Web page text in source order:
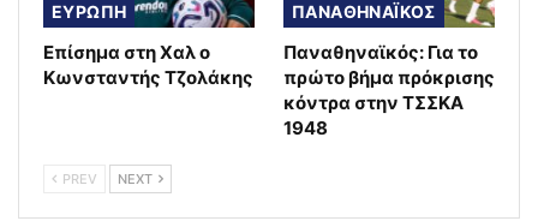
ΕΥΡΩΠΗ
Επίσημα στη Χαλ ο
Κωνσταντής Τζολάκης
ΠΑΝΑΘΗΝΑΪΚΟΣ
Παναθηναϊκός: Για το
πρώτο βήμα πρόκρισης
κόντρα στην ΤΣΣΚΑ
1948
PREV NEXT